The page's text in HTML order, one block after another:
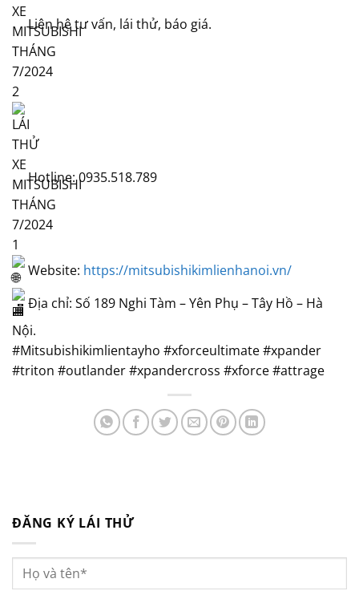
Liên hệ tư vấn, lái thử, báo giá.
Hotline: 0935.518.789
Website: https://mitsubishikimlienhanoi.vn/
Ðịa chỉ: Số 189 Nghi Tàm – Yên Phụ – Tây Hồ – Hà
Nội.
#Mitsubishikimlientayho #xforceultimate #xpander
#triton #outlander #xpandercross #xforce #attrage
ĐĂNG KÝ LÁI THỬ